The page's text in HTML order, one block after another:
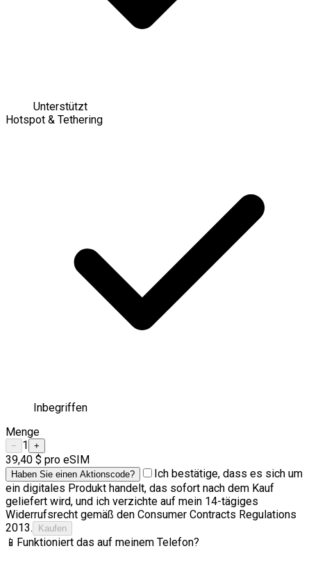
Unterstützt
Hotspot & Tethering
Inbegriffen
Menge
− 1 +
39,40 $ pro eSIM
Haben Sie einen Aktionscode?
Ich bestätige, dass es sich um
ein digitales Produkt handelt, das sofort nach dem Kauf
geliefert wird, und ich verzichte auf mein 14-tägiges
Widerrufsrecht gemäß den Consumer Contracts Regulations
2013.
Kaufen
📱 Funktioniert das auf meinem Telefon?